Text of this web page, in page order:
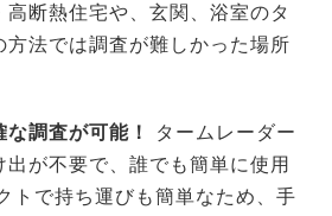
高断熱住宅や、玄関、浴室のタ
方法では調査が難しかった場所
調査が可能！
タームレーダー
が不要で、誰でも簡単に使用
トで持ち運びも簡単なため、手